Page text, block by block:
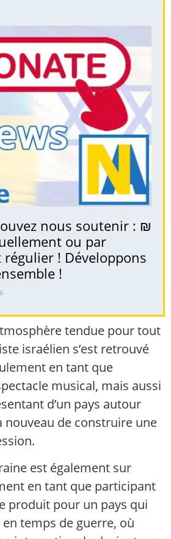
nous soutenir : ₪
ou par
! Développons
!
tendue pour tout
israélien s’est retrouvé
en tant que
musical, mais aussi
d’un pays autour
nouveau de construire une
est également sur
en tant que participant
produit pour un pays qui
temps de guerre, où